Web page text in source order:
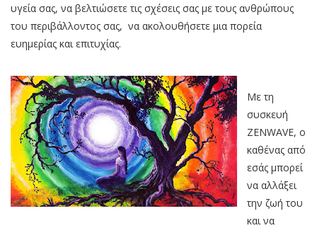
υγεία σας, να βελτιώσετε τις σχέσεις σας με τους ανθρώπους
του περιβάλλοντος σας, να ακολουθήσετε μια πορεία
ευημερίας και επιτυχίας.
Με τη
συσκευή
ZENWAVE, ο
καθένας από
εσάς μπορεί
να αλλάξει
την ζωή του
και να